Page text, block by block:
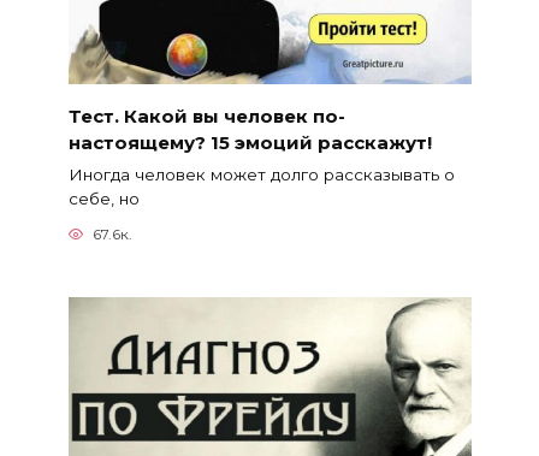
Тест. Какой вы человек по-
настоящему? 15 эмоций расскажут!
Иногда человек может долго рассказывать о
себе, но
67.6к.